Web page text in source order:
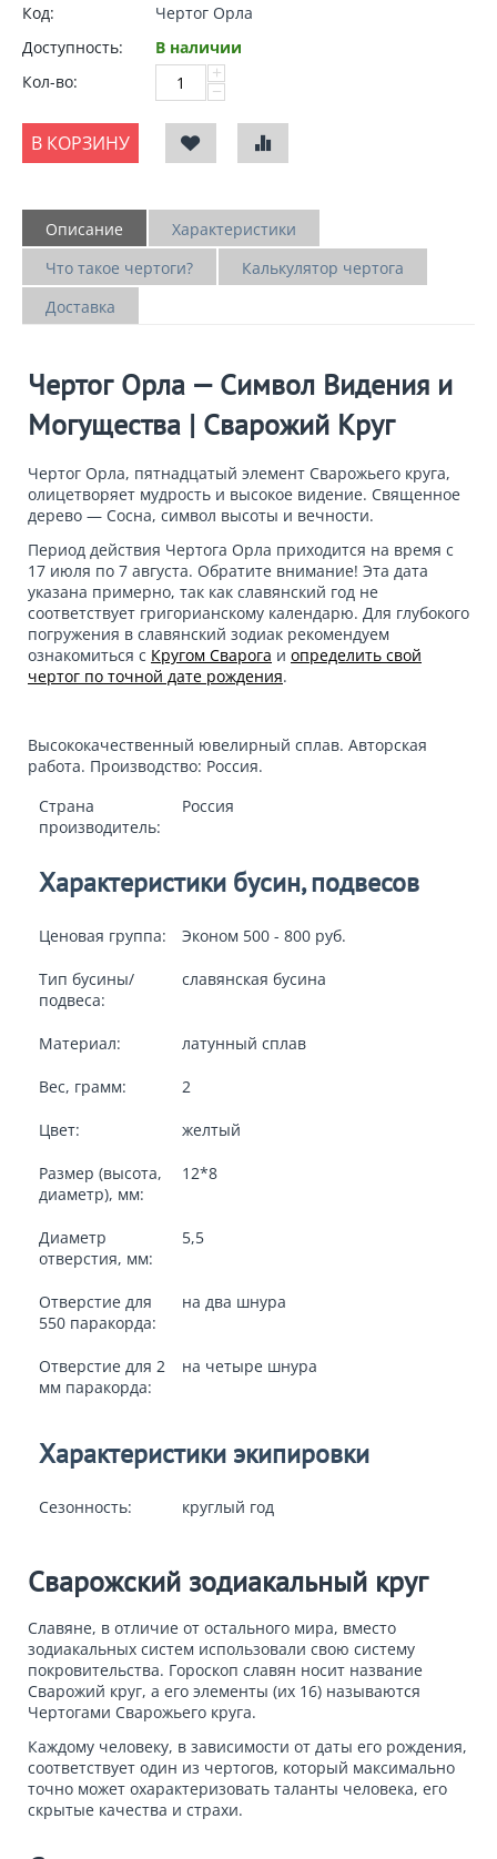
Код:
Чертог Орла
Доступность:
В наличии
Кол-во:
+
−
В КОРЗИНУ
Описание
Характеристики
Что такое чертоги?
Калькулятор чертога
Доставка
Чертог Орла — Символ Видения и
Могущества | Сварожий Круг
Чертог Орла, пятнадцатый элемент Сварожьего круга,
олицетворяет мудрость и высокое видение. Священное
дерево — Сосна, символ высоты и вечности.
Период действия Чертога Орла приходится на время с
17 июля по 7 августа. Обратите внимание! Эта дата
указана примерно, так как славянский год не
соответствует григорианскому календарю. Для глубокого
погружения в славянский зодиак рекомендуем
ознакомиться с Кругом Сварога и определить свой
чертог по точной дате рождения.
Высококачественный ювелирный сплав. Авторская
работа. Производство: Россия.
Страна
производитель:
Россия
Характеристики бусин, подвесов
Ценовая группа: Эконом 500 - 800 руб.
Тип бусины/
подвеса:
славянская бусина
Материал: латунный сплав
Вес, грамм: 2
Цвет: желтый
Размер (высота,
диаметр), мм:
12*8
Диаметр
отверстия, мм:
5,5
Отверстие для
550 паракорда:
на два шнура
Отверстие для 2
мм паракорда:
на четыре шнура
Характеристики экипировки
Сезонность: круглый год
Сварожский зодиакальный круг
Славяне, в отличие от остального мира, вместо
зодиакальных систем использовали свою систему
покровительства. Гороскоп славян носит название
Сварожий круг, а его элементы (их 16) называются
Чертогами Сварожьего круга.
Каждому человеку, в зависимости от даты его рождения,
соответствует один из чертогов, который максимально
точно может охарактеризовать таланты человека, его
скрытые качества и страхи.